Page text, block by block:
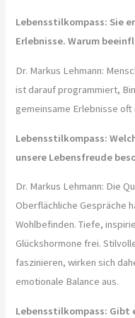
Lebensstilkompass: Sie
Erlebnisse. Warum
Dr. Markus Lehmann:
ist darauf programmiert,
gemeinsame Erlebnisse
Lebensstilkompass:
unsere Lebensfreude
Dr. Markus Lehmann: Die
Oberflächliche Gespräche
Wohlbefinden. Tiefe,
Glückshormone frei.
faszinieren, wirken sich
emotionale Balance aus.
Lebensstilkompass: Gibt